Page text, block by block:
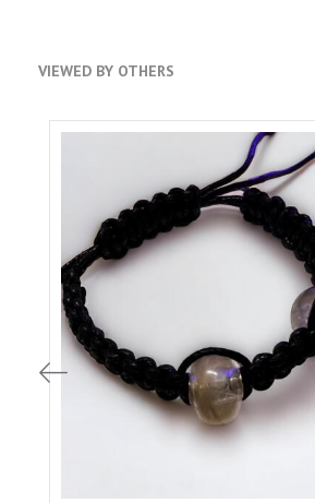
VIEWED BY OTHERS